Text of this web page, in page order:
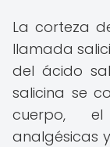
La corteza
llamada
del ácido
salicina se
cuerpo,
analgésicas